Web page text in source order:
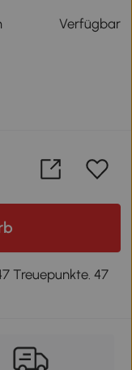
Verfügbar
Treuepunkte. 47